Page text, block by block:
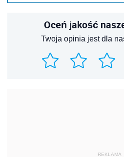
Oceń jakość
Twoja opinia jest dla
REKLAMA